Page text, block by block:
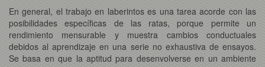
En general, el trabajo en laberintos es una tarea acorde con las
posibilidades específicas de las ratas, porque permite un
rendimiento mensurable y muestra cambios conductuales
debidos al aprendizaje en una serie no exhaustiva de ensayos.
Se basa en que la aptitud para desenvolverse en un ambiente